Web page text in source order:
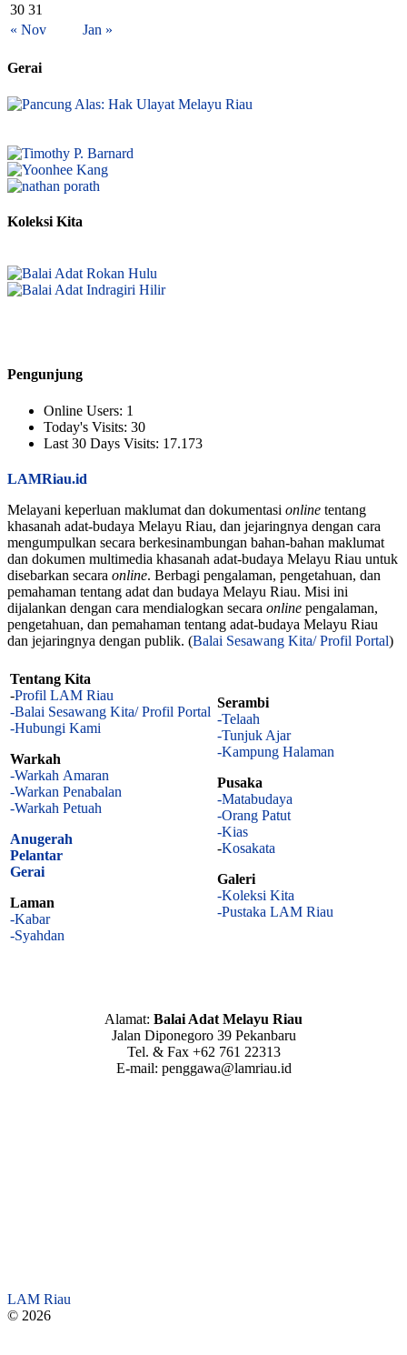
« Nov Jan »
30 31
Gerai
Koleksi Kita
Pengunjung
Online Users: 1
Today's Visits: 30
Last 30 Days Visits: 17.173
LAMRiau.id
Melayani keperluan maklumat dan dokumentasi online tentang
khasanah adat-budaya Melayu Riau, dan jejaringnya dengan cara
mengumpulkan secara berkesinambungan bahan-bahan maklumat
dan dokumen multimedia khasanah adat-budaya Melayu Riau untuk
disebarkan secara online. Berbagi pengalaman, pengetahuan, dan
pemahaman tentang adat dan budaya Melayu Riau. Misi ini
dijalankan dengan cara mendialogkan secara online pengalaman,
pengetahuan, dan pemahaman tentang adat-budaya Melayu Riau
dan jejaringnya dengan publik. (Balai Sesawang Kita/ Profil Portal)
Tentang Kita
-Profil LAM Riau
-Balai Sesawang Kita/ Profil Portal
-Hubungi Kami
Warkah
-Warkah Amaran
-Warkan Penabalan
-Warkah Petuah
Anugerah
Pelantar
Gerai
Laman
-Kabar
-Syahdan
Serambi
-Telaah
-Tunjuk Ajar
-Kampung Halaman
Pusaka
-Matabudaya
-Orang Patut
-Kias
-Kosakata
Galeri
-Koleksi Kita
-Pustaka LAM Riau
Alamat: Balai Adat Melayu Riau
Jalan Diponegoro 39 Pekanbaru
Tel. & Fax +62 761 22313
E-mail: penggawa@lamriau.id
LAM Riau
© 2026